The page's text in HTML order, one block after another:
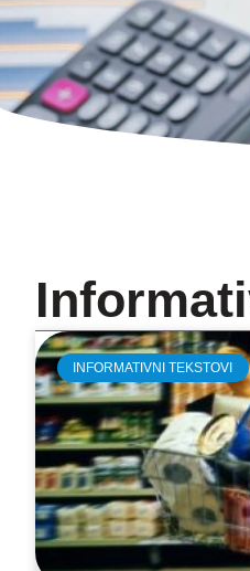
INFORMATIVNI TEKSTOVI